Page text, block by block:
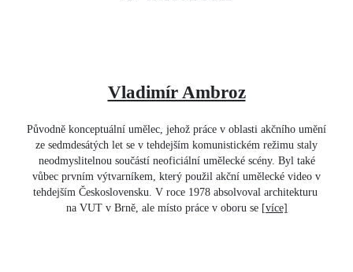
Vladimír Ambroz
Původně konceptuální umělec, jehož práce v oblasti akčního umění
ze sedmdesátých let se v tehdejším komunistickém režimu staly
neodmyslitelnou součástí neoficiální umělecké scény. Byl také
vůbec prvním výtvarníkem, který použil akční umělecké video v
tehdejším Československu. V roce 1978 absolvoval architekturu
na VUT v Brně, ale místo práce v oboru se [více]